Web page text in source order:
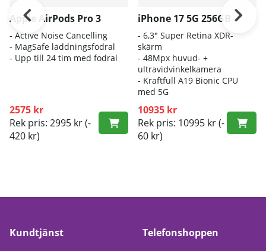
Apple AirPods Pro 3
- Active Noise Cancelling
- MagSafe laddningsfodral
- Upp till 24 tim med fodral
2575 kr
Rek pris: 2995 kr(-
420 kr)
iPhone 17 5G 256GB
- 6,3" Super Retina XDR-
skärm
- 48Mpx huvud- +
ultravidvinkelkamera
- Kraftfull A19 Bionic CPU
med 5G
10935 kr
Rek pris: 10995 kr(-
60 kr)
Kundtjänst
Telefonshoppen